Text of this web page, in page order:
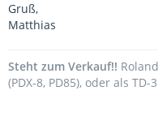
Gruß,
Matthias
Steht zum Verkauf!!
(PDX-8, PD85), oder als